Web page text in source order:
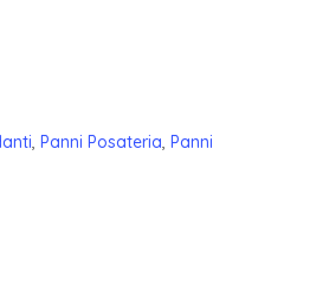
, Panni Posateria, Panni